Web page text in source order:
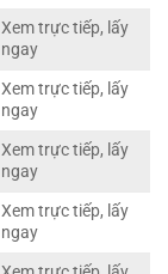
Xem trực tiếp, lấy
ngay
Xem trực tiếp, lấy
ngay
Xem trực tiếp, lấy
ngay
Xem trực tiếp, lấy
ngay